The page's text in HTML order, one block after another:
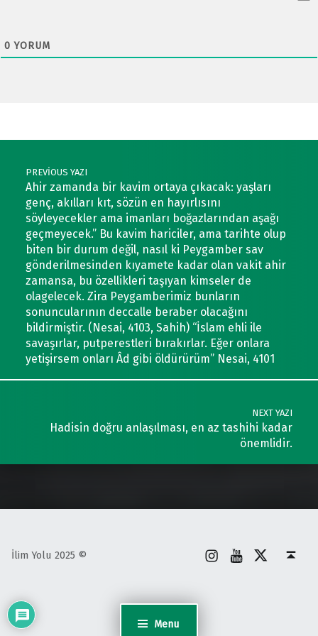
Menu
0 YORUM
Post navigation
PREVIOUS YAZI
Ahir zamanda bir kavim ortaya çıkacak: yaşları
genç, akılları kıt, sözün en hayırlısını
söyleyecekler ama imanları boğazlarından aşağı
geçmeyecek.” Bu kavim hariciler, ama tarihte olup
biten bir durum değil, nasıl ki Peygamber sav
gönderilmesinden kıyamete kadar olan vakit ahir
zamansa, bu özellikleri taşıyan kimseler de
olagelecek. Zira Peygamberimiz bunların
sonuncularının deccalle beraber olacağını
bildirmiştir. (Nesai, 4103, Sahih) “İslam ehli ile
savaşırlar, putperestleri bırakırlar. Eğer onlara
yetişirsem onları Âd gibi öldürürüm” Nesai, 4101
NEXT YAZI
Hadisin doğru anlaşılması, en az tashihi kadar
önemlidir.
İlim Yolu 2025 ©